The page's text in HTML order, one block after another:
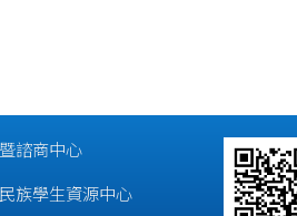
諮商中心
族學生資源中心